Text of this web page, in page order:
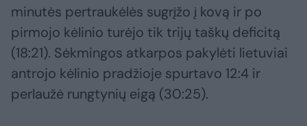
minutės pertraukėlės sugrįžo į kovą ir po
pirmojo kėlinio turėjo tik trijų taškų deficitą
(18:21). Sėkmingos atkarpos pakylėti lietuviai
antrojo kėlinio pradžioje spurtavo 12:4 ir
perlaužė rungtynių eigą (30:25).